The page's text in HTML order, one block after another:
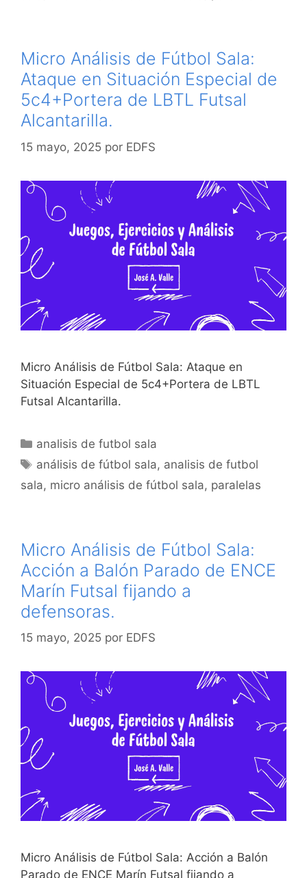
Micro Análisis de Fútbol Sala:
Ataque en Situación Especial de
5c4+Portera de LBTL Futsal
Alcantarilla.
15 mayo, 2025 por EDFS
Micro Análisis de Fútbol Sala: Ataque en
Situación Especial de 5c4+Portera de LBTL
Futsal Alcantarilla.
Categorías
analisis de futbol sala
Etiquetas
análisis de fútbol sala, analisis de futbol
sala, micro análisis de fútbol sala, paralelas
Micro Análisis de Fútbol Sala:
Acción a Balón Parado de ENCE
Marín Futsal fijando a
defensoras.
15 mayo, 2025 por EDFS
Micro Análisis de Fútbol Sala: Acción a Balón
Parado de ENCE Marín Futsal fijando a